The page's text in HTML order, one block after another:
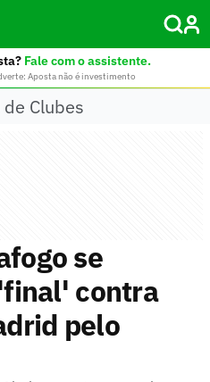
Fale com o assistente.
Aposta não é investimento
Clubes
se
contra
pelo